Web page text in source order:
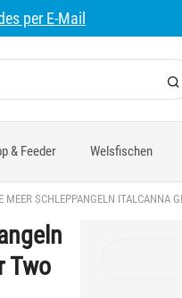
per E-Mail
& Feeder Welsfischen
MEER SCHLEPPANGELN ITALCANNA
Two